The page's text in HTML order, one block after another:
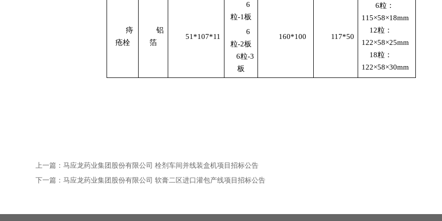
痔
疮栓
铝
箔
51*107*11
6
粒-1板
6
粒-2板
6粒-3
板
160*100 117*50
6粒：
115×58×18mm
12粒：
122×58×25mm
18粒：
122×58×30mm
上一篇： 马应龙药业集团股份有限公司 栓剂车间并线装盒机项目招标公告
下一篇： 马应龙药业集团股份有限公司 软膏二区进口灌包产线项目招标公告